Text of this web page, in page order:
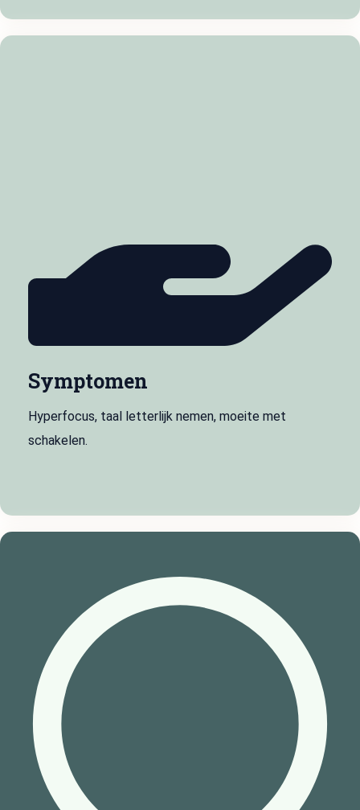
Symptomen
Hyperfocus, taal letterlijk nemen, moeite met
schakelen.